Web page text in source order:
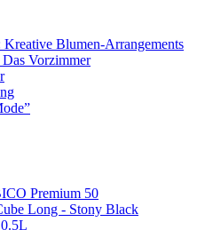
Kreative Blumen-Arrangements
Das Vorzimmer
Premium 50
Long - Stony Black